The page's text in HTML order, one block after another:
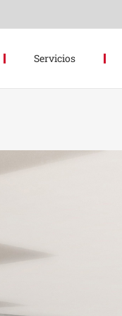
Servicios